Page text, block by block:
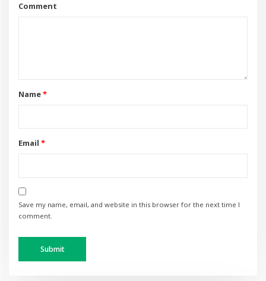
Comment
Name*
Email *
Save my name, email, and website in this browser for the next time I
comment.